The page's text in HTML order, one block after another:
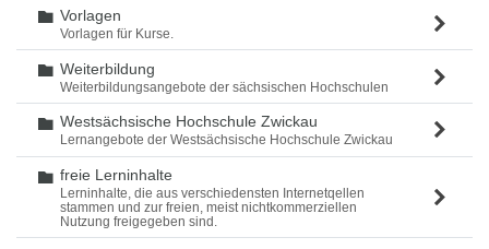
Ordner
Vorlagen
Vorlagen für Kurse.
Ordner
Weiterbildung
Weiterbildungsangebote der sächsischen Hochschulen
Ordner
Westsächsische Hochschule Zwickau
Lernangebote der Westsächsische Hochschule Zwickau
Ordner
freie Lerninhalte
Lerninhalte, die aus verschiedensten Internetqellen
stammen und zur freien, meist nichtkommerziellen
Nutzung freigegeben sind.